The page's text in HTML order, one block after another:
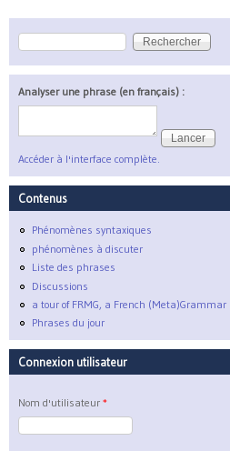
Formulaire de recherche
Rechercher
Analyser une phrase (en français) :
Accéder à l'interface complète.
Contenus
Phénomènes syntaxiques
phénomènes à discuter
Liste des phrases
Discussions
a tour of FRMG, a French (Meta)Grammar
Phrases du jour
Connexion utilisateur
Nom d'utilisateur *